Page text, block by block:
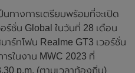
นทางการเตรียมพร้อมที่จะเปิด
ร์ชั่น Global ในวันที่ 28 เดือน
ร์ทโฟน Realme GT3 เวอร์ชั่น
รในงาน MWC 2023 ที่
p.m. (ตามเวลาท้องถิ่น)